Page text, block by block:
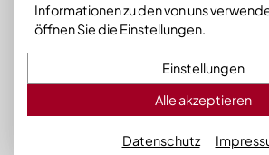
Informationen zu den von uns
öffnen Sie die Einstellungen.
Einstellungen
Alle akzeptieren
Datenschutz